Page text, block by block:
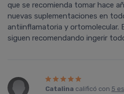
que se recomienda tomar hace
nuevas suplementaciones en
antiinflamatoria y ortomolecular.
siguen recomendando ingerir
Catalina calificó con 5